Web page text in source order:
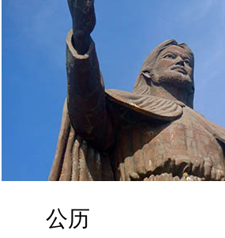
公历